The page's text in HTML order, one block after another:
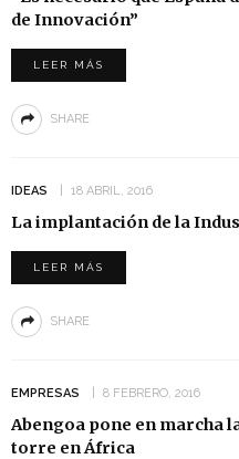
de Innovación”
LEER MÁS
SHARE
IDEAS 18 ABRIL, 2016
La implantación de la
LEER MÁS
SHARE
EMPRESAS 8 FEBRERO, 2016
Abengoa pone en marcha
torre en África